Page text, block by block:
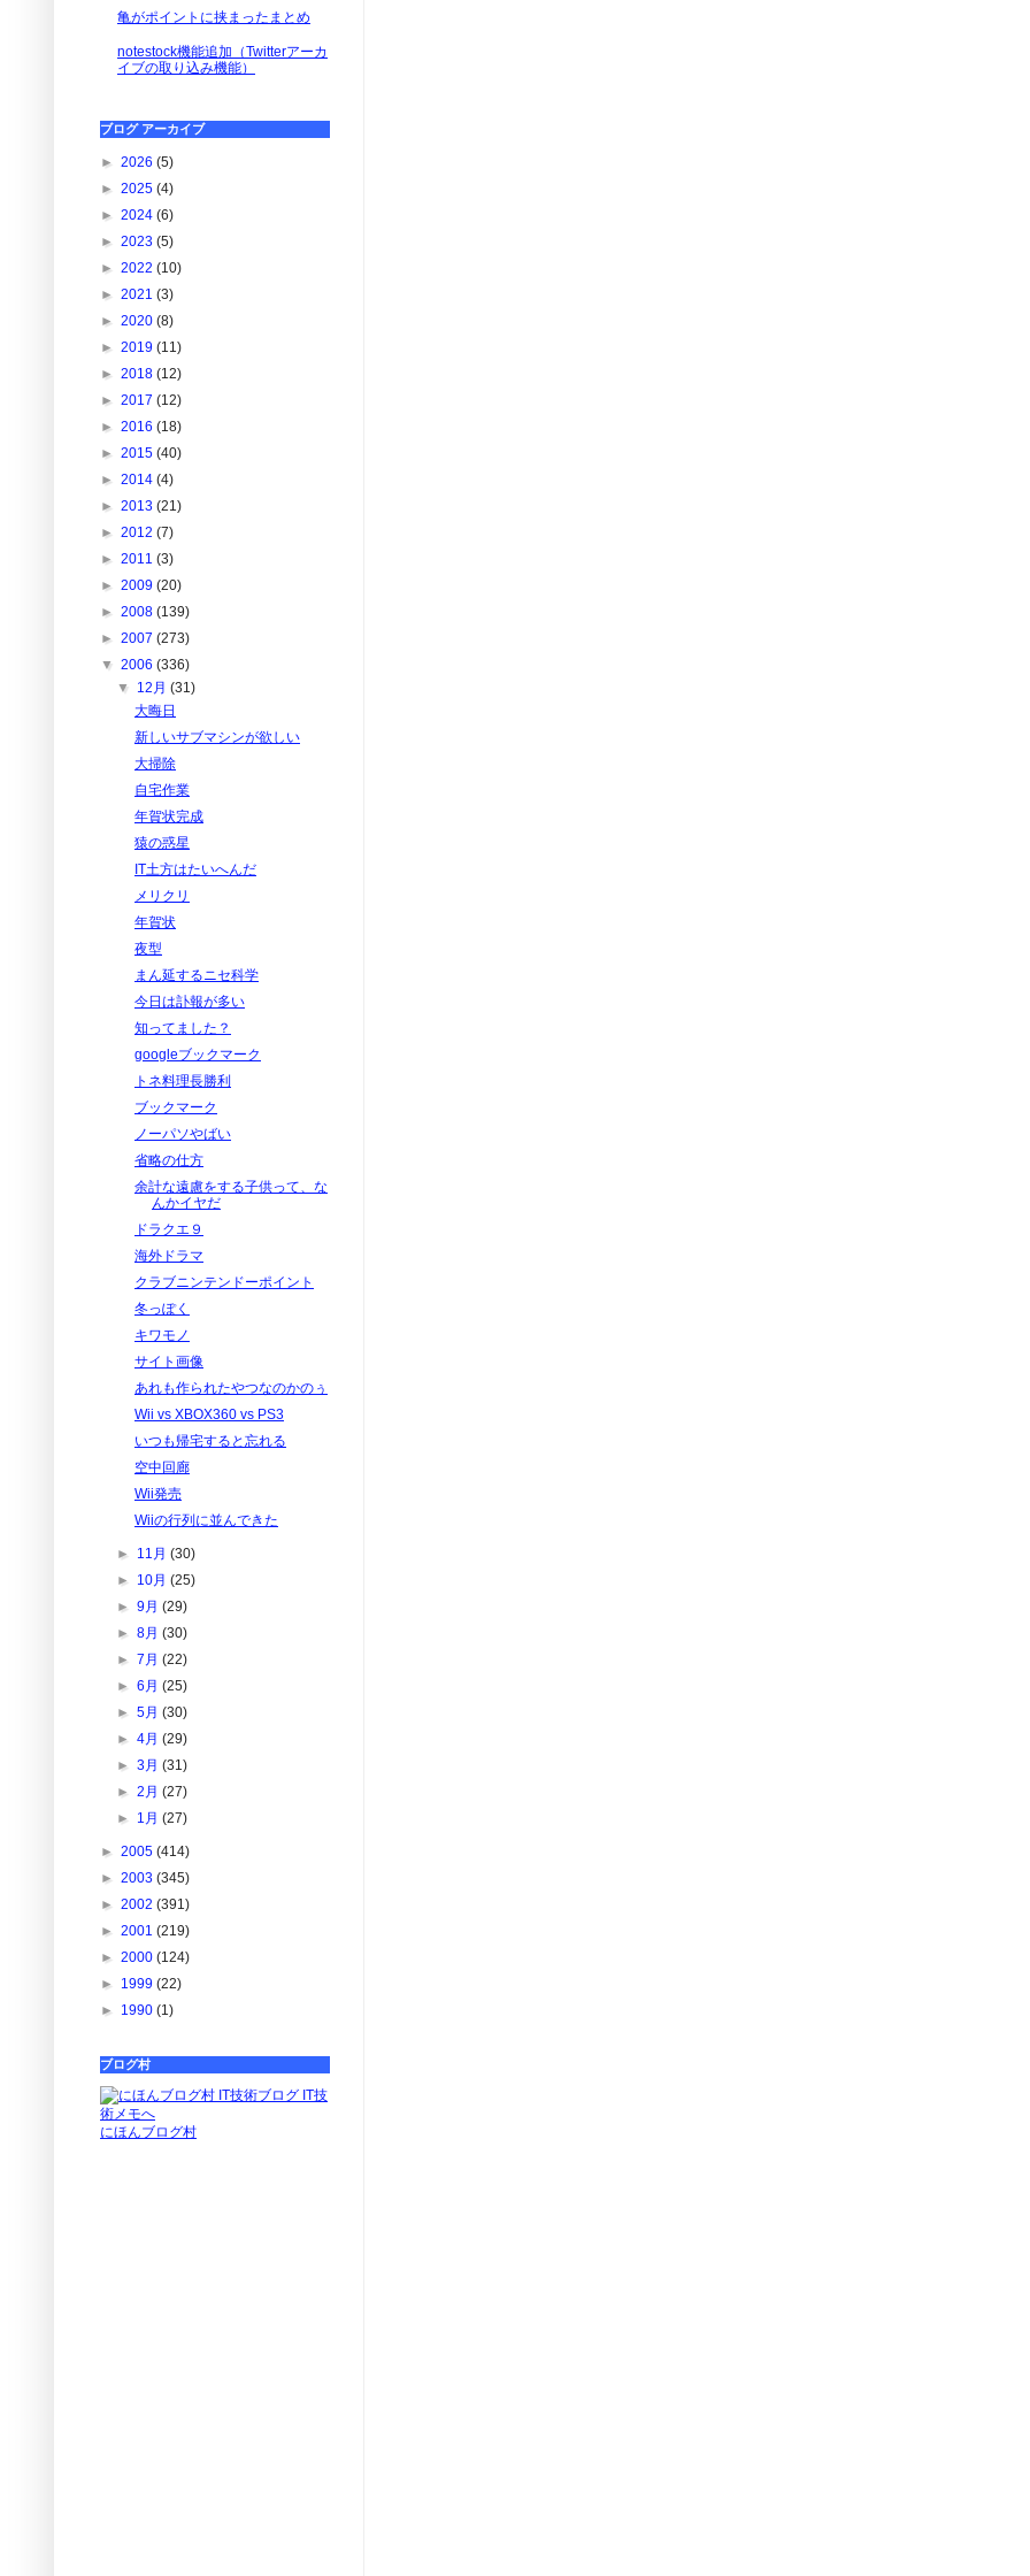
亀がポイントに挟まったまとめ
notestock機能追加（Twitterアーカ
イブの取り込み機能）
ブログ アーカイブ
► 2026 (5)
► 2025 (4)
► 2024 (6)
► 2023 (5)
► 2022 (10)
► 2021 (3)
► 2020 (8)
► 2019 (11)
► 2018 (12)
► 2017 (12)
► 2016 (18)
► 2015 (40)
► 2014 (4)
► 2013 (21)
► 2012 (7)
► 2011 (3)
► 2009 (20)
► 2008 (139)
► 2007 (273)
▼ 2006 (336)
▼ 12月(31)
大晦日
新しいサブマシンが欲しい
大掃除
自宅作業
年賀状完成
猿の惑星
IT土方はたいへんだ
メリクリ
年賀状
夜型
まん延するニセ科学
今日は訃報が多い
知ってました？
googleブックマーク
トネ料理長勝利
ブックマーク
ノーパソやばい
省略の仕方
余計な遠慮をする子供って、な
んかイヤだ
ドラクエ９
海外ドラマ
クラブニンテンドーポイント
冬っぽく
キワモノ
サイト画像
あれも作られたやつなのかのぅ
Wii vs XBOX360 vs PS3
いつも帰宅すると忘れる
空中回廊
Wii発売
Wiiの行列に並んできた
► 11月(30)
► 10月(25)
►9月(29)
►8月(30)
►7月(22)
►6月(25)
►5月(30)
►4月(29)
►3月(31)
►2月(27)
► 1月(27)
► 2005 (414)
► 2003 (345)
► 2002 (391)
► 2001 (219)
► 2000 (124)
► 1999 (22)
► 1990 (1)
ブログ村
にほんブログ村